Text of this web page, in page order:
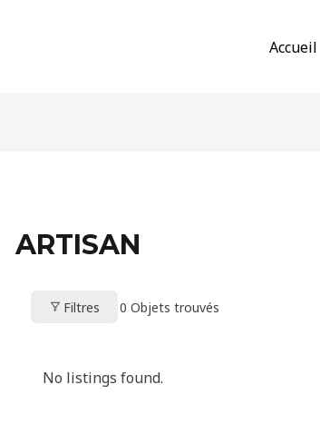
Accueil
ARTISAN
Filtres 0 Objets trouvés
No listings found.